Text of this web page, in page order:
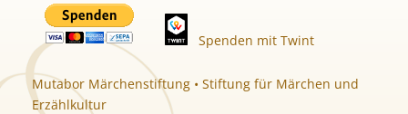
Spenden mit Twint
Mutabor Märchenstiftung • Stiftung für Märchen und
Erzählkultur